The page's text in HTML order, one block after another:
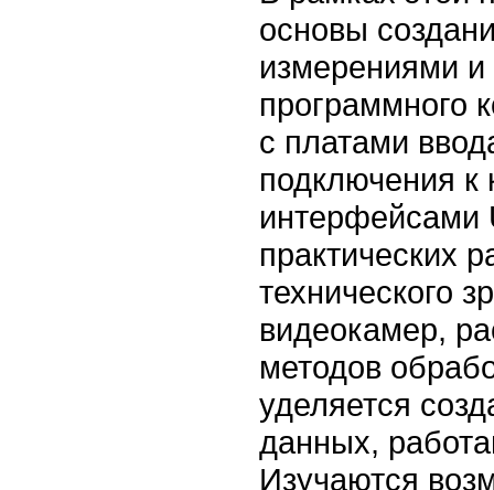
основы
измерениями и
программного
с платами
подключения
интерфейсами
практических
технического
видеокамер,
методов
уделяется
данных,
Изучаются